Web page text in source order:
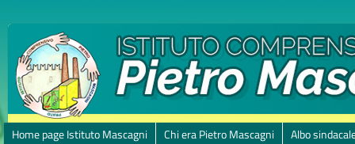
Home page Istituto Mascagni Chi era Pietro Mascagni Albo